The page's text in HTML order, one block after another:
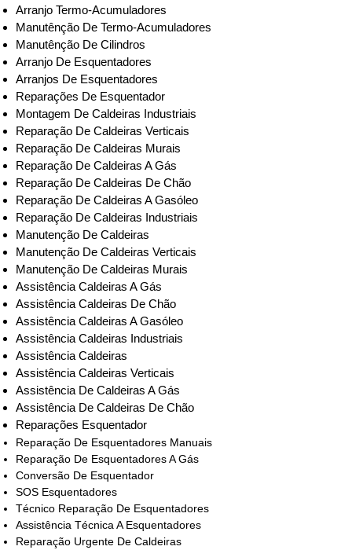
Arranjo Termo-Acumuladores
Manutênção De Termo-Acumuladores
Manutênção De Cilindros
Arranjo De Esquentadores
Arranjos De Esquentadores
Reparações De Esquentador
Montagem De Caldeiras Industriais
Reparação De Caldeiras Verticais
Reparação De Caldeiras Murais
Reparação De Caldeiras A Gás
Reparação De Caldeiras De Chão
Reparação De Caldeiras A Gasóleo
Reparação De Caldeiras Industriais
Manutenção De Caldeiras
Manutenção De Caldeiras Verticais
Manutenção De Caldeiras Murais
Assistência Caldeiras A Gás
Assistência Caldeiras De Chão
Assistência Caldeiras A Gasóleo
Assistência Caldeiras Industriais
Assistência Caldeiras
Assistência Caldeiras Verticais
Assistência De Caldeiras A Gás
Assistência De Caldeiras De Chão
Reparações Esquentador
Reparação De Esquentadores Manuais
Reparação De Esquentadores A Gás
Conversão De Esquentador
SOS Esquentadores
Técnico Reparação De Esquentadores
Assistência Técnica A Esquentadores
Reparação Urgente De Caldeiras